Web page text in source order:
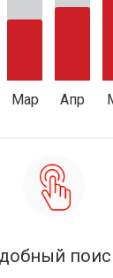
Мар Апр